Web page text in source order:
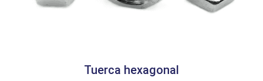
Tuerca hexagonal